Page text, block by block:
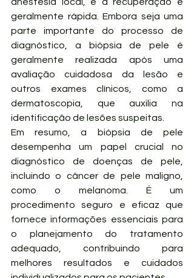
geralmente rápida. Embora seja uma
parte importante do processo de
diagnóstico, a biópsia de pele é
geralmente realizada após uma
avaliação cuidadosa da lesão e
outros exames clínicos, como a
dermatoscopia, que auxilia na
identificação de lesões suspeitas.
Em resumo, a biópsia de pele
desempenha um papel crucial no
diagnóstico de doenças de pele,
incluindo o câncer de pele maligno,
como o melanoma. É um
procedimento seguro e eficaz que
fornece informações essenciais para
o planejamento do tratamento
adequado, contribuindo para
melhores resultados e cuidados